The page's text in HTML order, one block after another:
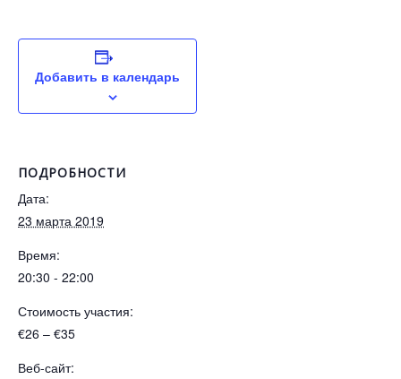
Добавить в календарь
ПОДРОБНОСТИ
Дата:
23 марта 2019
Время:
20:30 - 22:00
Стоимость участия:
€26 – €35
Веб-сайт: